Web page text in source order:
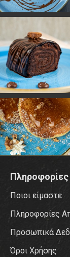
Πληροφορίες
Ποιοι είμαστε
Πληροφορίες
Προσωπικά
Όροι Χρήσης